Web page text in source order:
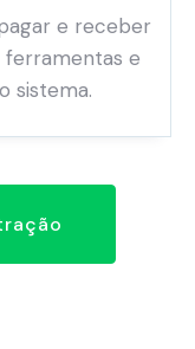
e receber
ferramentas e
sistema.